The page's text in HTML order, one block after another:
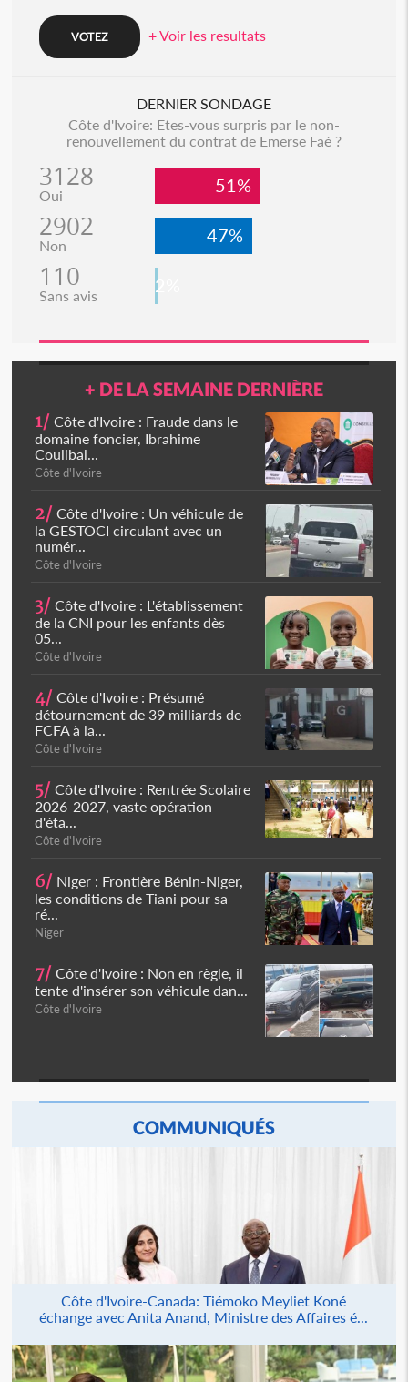
+ Voir les resultats
DERNIER SONDAGE
Côte d'Ivoire: Etes-vous surpris par le non-
renouvellement du contrat de Emerse Faé ?
3128
Oui 51%
2902
Non 47%
110
Sans avis 2%
+ DE LA SEMAINE DERNIÈRE
1/ Côte d'Ivoire : Fraude dans le
domaine foncier, Ibrahime
Coulibal...
Côte d'Ivoire
2/ Côte d'Ivoire : Un véhicule de
la GESTOCI circulant avec un
numér...
Côte d'Ivoire
3/ Côte d'Ivoire : L'établissement
de la CNI pour les enfants dès
05...
Côte d'Ivoire
4/ Côte d'Ivoire : Présumé
détournement de 39 milliards de
FCFA à la...
Côte d'Ivoire
5/ Côte d'Ivoire : Rentrée Scolaire
2026-2027, vaste opération
d'éta...
Côte d'Ivoire
6/ Niger : Frontière Bénin-Niger,
les conditions de Tiani pour sa
ré...
Niger
7/ Côte d'Ivoire : Non en règle, il
tente d'insérer son véhicule dan...
Côte d'Ivoire
COMMUNIQUÉS
Côte d'Ivoire-Canada: Tiémoko Meyliet Koné
échange avec Anita Anand, Ministre des Affaires é...